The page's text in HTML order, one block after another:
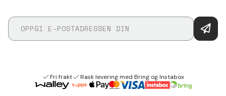
Fri frakt Rask levering med Bring og Instabox